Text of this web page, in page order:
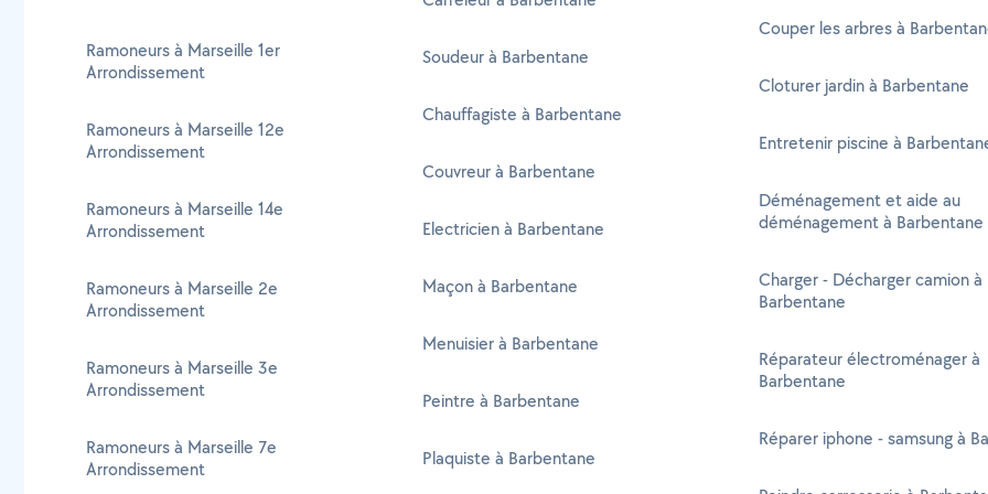
Ramoneurs à Marseille 1er
Arrondissement
Ramoneurs à Marseille 12e
Arrondissement
Ramoneurs à Marseille 14e
Arrondissement
Ramoneurs à Marseille 2e
Arrondissement
Ramoneurs à Marseille 3e
Arrondissement
Ramoneurs à Marseille 7e
Arrondissement
Soudeur à Barbentane
Chauffagiste à Barbentane
Couvreur à Barbentane
Electricien à Barbentane
Maçon à Barbentane
Menuisier à Barbentane
Peintre à Barbentane
Plaquiste à Barbentane
Couper les arbres à
Cloturer jardin à Barbentane
Entretenir piscine à
Déménagement et aide au
déménagement à Barbentane
Charger - Décharger camion à
Barbentane
Réparateur électroménager à
Barbentane
Réparer iphone - samsung à